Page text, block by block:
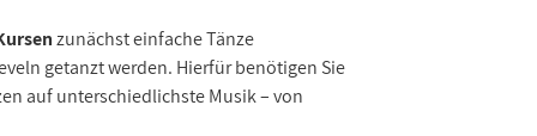
zunächst einfache Tänze
getanzt werden. Hierfür benötigen Sie
auf unterschiedlichste Musik – von